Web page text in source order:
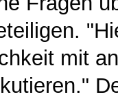
mit